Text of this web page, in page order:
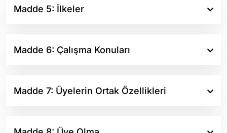
Madde 5: İlkeler
Madde 6: Çalışma Konuları
Madde 7: Üyelerin Ortak Özellikleri